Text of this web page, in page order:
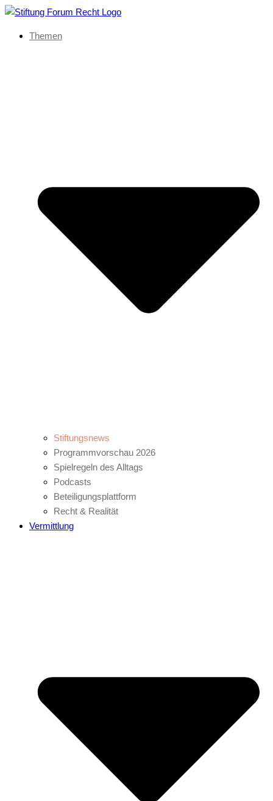
Themen
Stiftungsnews
Programmvorschau 2026
Spielregeln des Alltags
Podcasts
Beteiligungsplattform
Recht & Realität
Vermittlung